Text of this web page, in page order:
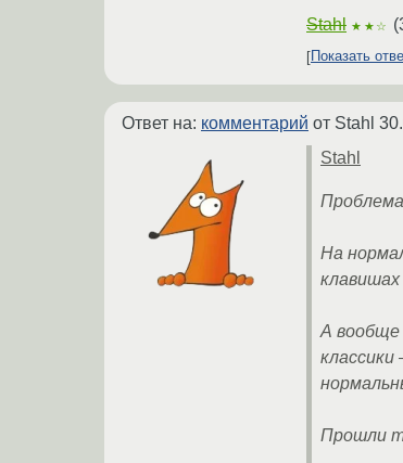
Stahl ★★☆ (
Показать
Ответ на: комментарий от Stahl
Stahl
Проблема
На
А вообще
Прошли